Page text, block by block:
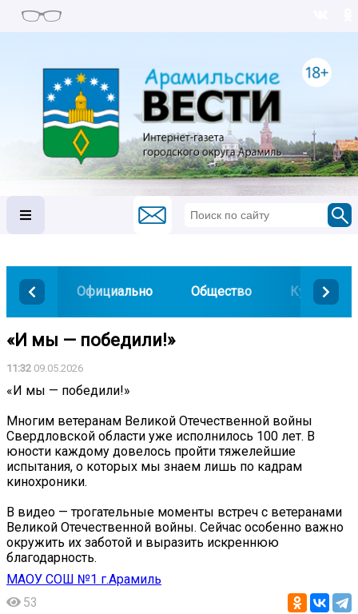
Официально Общество Культура
«И мы — победили!»
11:32 09.05.2026
«И мы — победили!»
Многим ветеранам Великой Отечественной войны
Свердловской области уже исполнилось 100 лет. В
юности каждому довелось пройти тяжелейшие
испытания, о которых мы знаем лишь по кадрам
кинохроники.
В видео — трогательные моменты встреч с ветеранами
Великой Отечественной войны. Сейчас особенно важно
окружить их заботой и выразить искреннюю
благодарность.
МАОУ СОШ №1 г.Арамиль
53